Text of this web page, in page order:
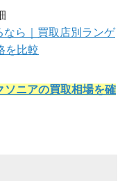
ら｜買取店別ランゲ
を比較
ソニアの買取相場を確